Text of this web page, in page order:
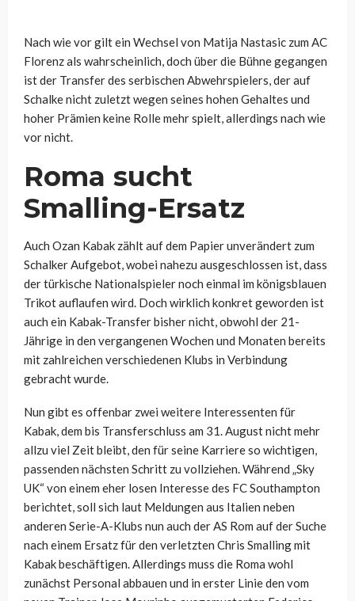
Nach wie vor gilt ein Wechsel von Matija Nastasic zum AC
Florenz als wahrscheinlich, doch über die Bühne gegangen
ist der Transfer des serbischen Abwehrspielers, der auf
Schalke nicht zuletzt wegen seines hohen Gehaltes und
hoher Prämien keine Rolle mehr spielt, allerdings nach wie
vor nicht.
Roma sucht
Smalling-Ersatz
Auch Ozan Kabak zählt auf dem Papier unverändert zum
Schalker Aufgebot, wobei nahezu ausgeschlossen ist, dass
der türkische Nationalspieler noch einmal im königsblauen
Trikot auflaufen wird. Doch wirklich konkret geworden ist
auch ein Kabak-Transfer bisher nicht, obwohl der 21-
Jährige in den vergangenen Wochen und Monaten bereits
mit zahlreichen verschiedenen Klubs in Verbindung
gebracht wurde.
Nun gibt es offenbar zwei weitere Interessenten für
Kabak, dem bis Transferschluss am 31. August nicht mehr
allzu viel Zeit bleibt, den für seine Karriere so wichtigen,
passenden nächsten Schritt zu vollziehen. Während „Sky
UK“ von einem eher losen Interesse des FC Southampton
berichtet, soll sich laut Meldungen aus Italien neben
anderen Serie-A-Klubs nun auch der AS Rom auf der Suche
nach einem Ersatz für den verletzten Chris Smalling mit
Kabak beschäftigen. Allerdings muss die Roma wohl
zunächst Personal abbauen und in erster Linie den vom